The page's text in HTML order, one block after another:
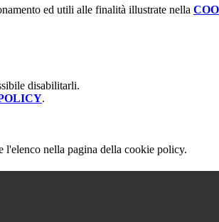
ed utili alle finalità illustrate nella
disabilitarli.
.
l'elenco nella pagina della cookie policy.